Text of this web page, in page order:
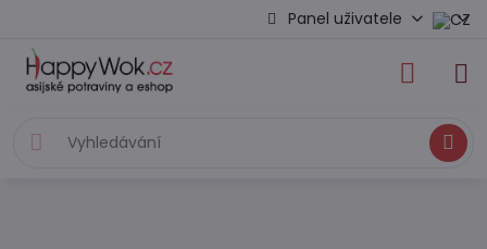
Panel uživatele
Hledat